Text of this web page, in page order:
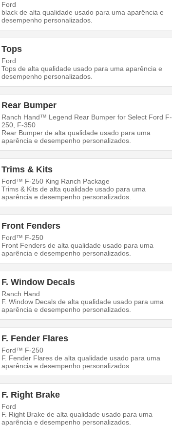
Ford
black de alta qualidade usado para uma aparência e
desempenho personalizados.
Tops
Ford
Tops de alta qualidade usado para uma aparência e
desempenho personalizados.
Rear Bumper
Ranch Hand™ Legend Rear Bumper for Select Ford F-
250, F-350
Rear Bumper de alta qualidade usado para uma
aparência e desempenho personalizados.
Trims & Kits
Ford™ F-250 King Ranch Package
Trims & Kits de alta qualidade usado para uma
aparência e desempenho personalizados.
Front Fenders
Ford™ F-250
Front Fenders de alta qualidade usado para uma
aparência e desempenho personalizados.
F. Window Decals
Ranch Hand
F. Window Decals de alta qualidade usado para uma
aparência e desempenho personalizados.
F. Fender Flares
Ford™ F-250
F. Fender Flares de alta qualidade usado para uma
aparência e desempenho personalizados.
F. Right Brake
Ford
F. Right Brake de alta qualidade usado para uma
aparência e desempenho personalizados.